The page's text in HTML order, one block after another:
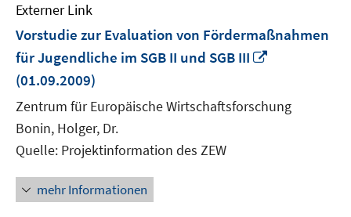
Externer Link
Vorstudie zur Evaluation von Fördermaßnahmen
für Jugendliche im SGB II und SGB III
öffnen
(01.09.2009)
Zentrum für Europäische Wirtschaftsforschung
Bonin, Holger, Dr.
Quelle: Projektinformation des ZEW
mehr Informationen